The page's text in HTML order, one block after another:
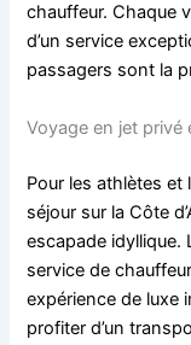
chauffeur. Chaque
d’un service
passagers sont la
Voyage en jet privé
Pour les athlètes et
séjour sur la Côte
escapade idyllique.
service de
expérience de luxe
profiter d’un